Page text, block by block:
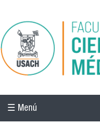
Pasar al contenido principal
☰ Menú